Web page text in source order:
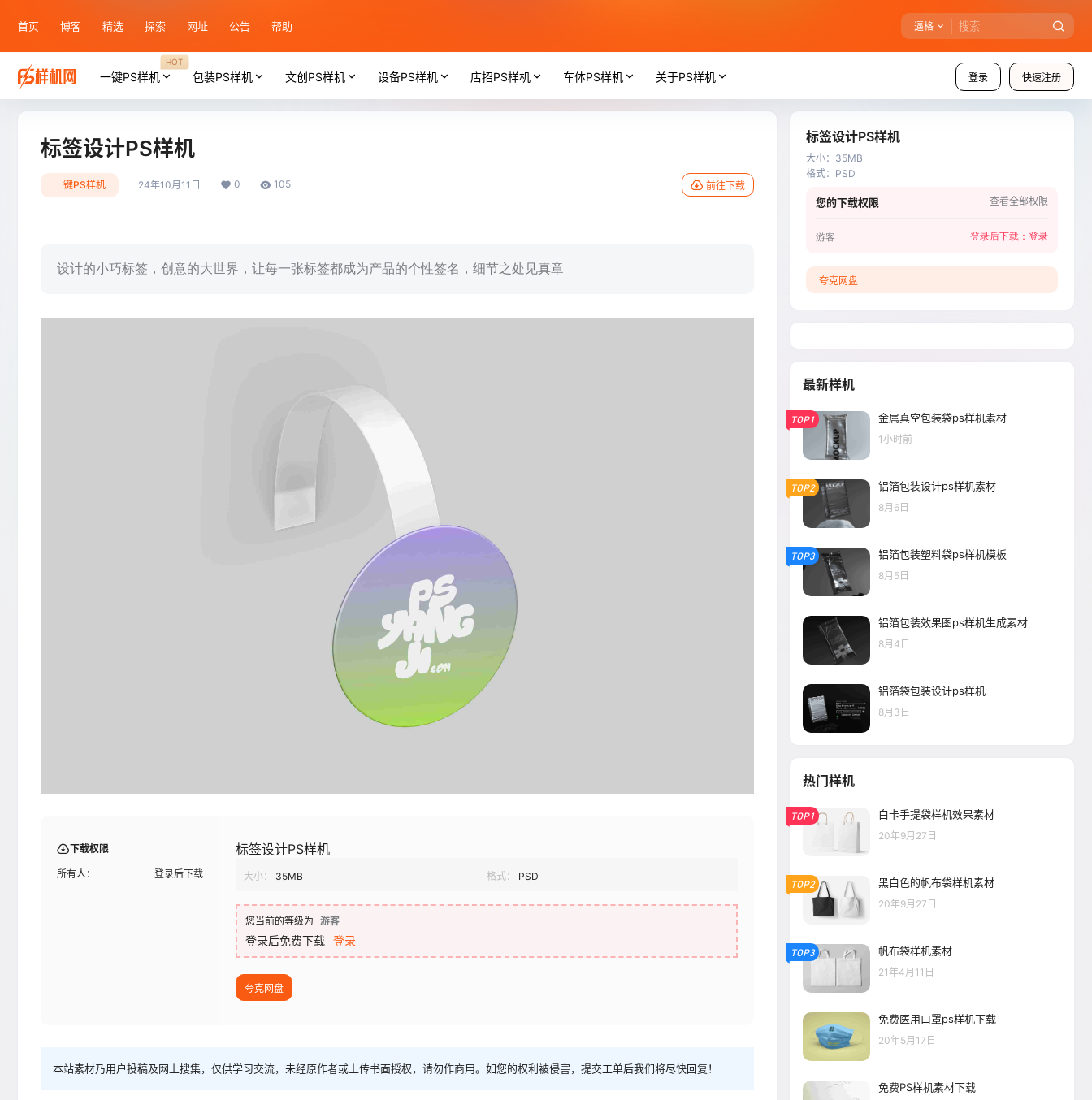
首页 博客 精选 探索 网址 公告 帮助 逼格
登录 快速注册
一键PS样机
HOT
包装PS样机 文创PS样机 设备PS样机 店招PS样机 车体PS样机 关于PS样机
标签设计PS样机
一键PS样机 24年10月11日 0 105 前往下载
设计的小巧标签，创意的大世界，让每一张标签都成为产品的个性签名，细节之处见真章
下载权限
所有人： 登录后下载
标签设计PS样机
大小： 35MB 格式： PSD
您当前的等级为 游客
登录后免费下载 登录
夸克网盘
本站素材乃用户投稿及网上搜集，仅供学习交流，未经原作者或上传书面授权，请勿作商用。如您的权利被侵害，提交工单后我们将尽快回复！
标签设计PS样机
大小： 35MB
格式： PSD
您的下载权限 查看全部权限
游客 登录后下载： 登录
夸克网盘
最新样机
TOP1 金属真空包装袋ps样机素材
1小时前
TOP2 铝箔包装设计ps样机素材
8月6日
TOP3 铝箔包装塑料袋ps样机模板
8月5日
铝箔包装效果图ps样机生成素材
8月4日
铝箔袋包装设计ps样机
8月3日
热门样机
TOP1 白卡手提袋样机效果素材
20年9月27日
TOP2 黑白色的帆布袋样机素材
20年9月27日
TOP3 帆布袋样机素材
21年4月11日
免费医用口罩ps样机下载
20年5月17日
免费PS样机素材下载